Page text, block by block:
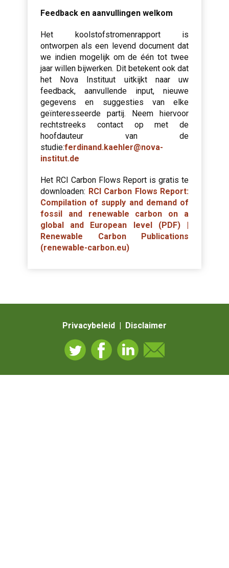
Feedback en aanvullingen welkom
Het koolstofstromenrapport is
ontworpen als een levend document dat
we indien mogelijk om de één tot twee
jaar willen bijwerken. Dit betekent ook dat
het Nova Instituut uitkijkt naar uw
feedback, aanvullende input, nieuwe
gegevens en suggesties van elke
geïnteresseerde partij. Neem hiervoor
rechtstreeks contact op met de
hoofdauteur van de
studie:ferdinand.kaehler@nova-
institut.de
Het RCI Carbon Flows Report is gratis te
downloaden: RCI Carbon Flows Report:
Compilation of supply and demand of
fossil and renewable carbon on a
global and European level (PDF) |
Renewable Carbon Publications
(renewable-carbon.eu)
Privacybeleid | Disclaimer